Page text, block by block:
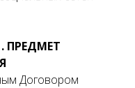
Договором